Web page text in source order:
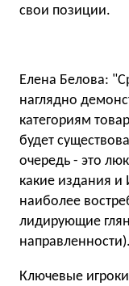
свои позиции.
Елена Белова:
наглядно
категориям
будет
очередь - это
какие издания и
наиболее
лидирующие
направленности).
Ключевые